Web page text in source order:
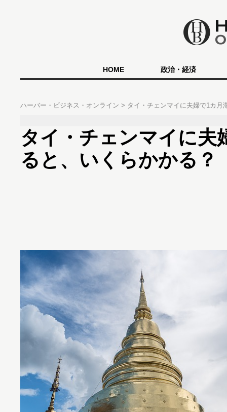
HOME 政治・経済
ハーバー・ビジネス・オンライン タイ・チェンマイに夫婦で1カ
タイ・チェンマイに夫
ると、いくらかかる？